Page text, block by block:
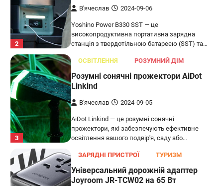
2
В'ячеслав 2024-09-06
Yoshino Power B330 SST — це
високопродуктивна портативна зарядна
станція з твердотільною батареєю (SST) та…
3
ОСВІТЛЕННЯ РОЗУМНИЙ ДІМ
Розумні сонячні прожектори AiDot
Linkind
В'ячеслав 2024-09-05
AiDot Linkind — це розумні сонячні
прожектори, які забезпечують ефективне
освітлення вашого подвір'я, саду або…
ЗАРЯДНІ ПРИСТРОЇ ТУРИЗМ
Універсальний дорожній адаптер
Joyroom JR-TCW02 на 65 Вт